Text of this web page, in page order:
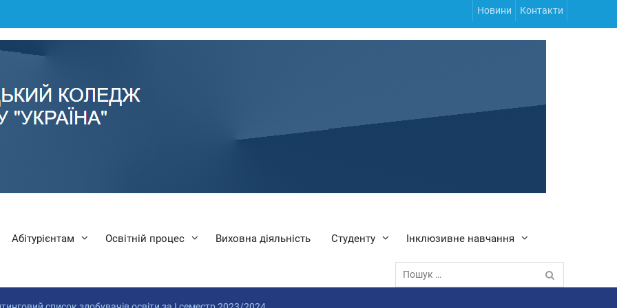
Новини Контакти
Абітурієнтам Освітній процес Виховна діяльність Студенту Інклюзивне навчання
Пошук: